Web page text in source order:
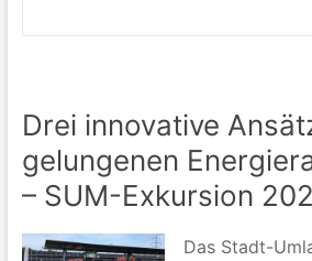
Drei innovative
gelungenen
– SUM-Exkursion
Das Stadt-